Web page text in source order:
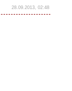
28.09.2013, 02:48